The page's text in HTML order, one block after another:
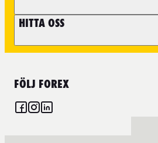
HITTA OSS
FÖLJ FOREX